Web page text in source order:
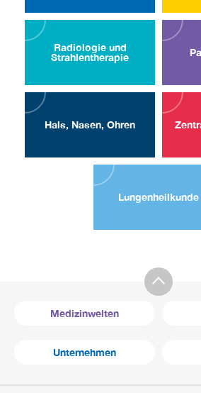
Radiologie und
Strahlen­therapie
Hals, Nasen, Ohren
Lungen­heilkunde
Medizinwelten
Unternehmen